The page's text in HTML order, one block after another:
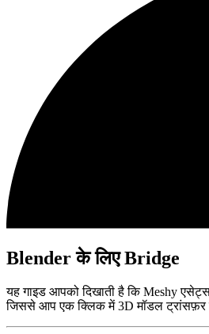
Blender के लिए Bridge
यह गाइड आपको दिखाती है कि Meshy
जिससे आप एक क्लिक में 3D मॉडल